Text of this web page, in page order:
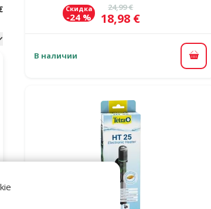
Исходная цена
24,99 €
Цена
18,98 €
Скидка
-24 %
В наличии В